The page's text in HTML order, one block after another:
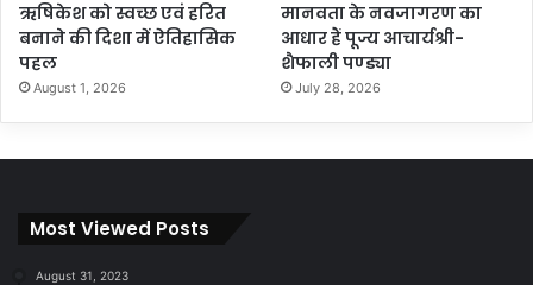
ऋषिकेश को स्वच्छ एवं हरित
बनाने की दिशा में ऐतिहासिक
पहल
August 1, 2026
मानवता के नवजागरण का
आधार हैं पूज्य आचार्यश्री-
शैफाली पण्ड्या
July 28, 2026
Most Viewed Posts
August 31, 2023